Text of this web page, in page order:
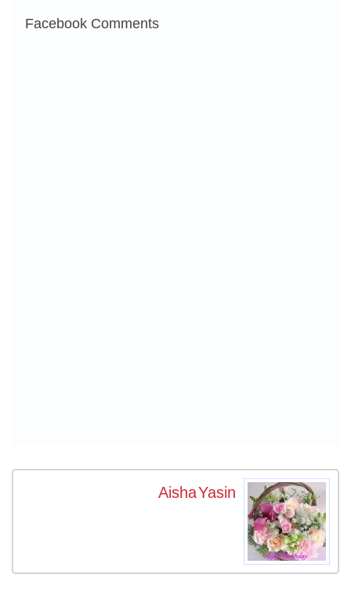
Facebook Comments
Aisha Yasin